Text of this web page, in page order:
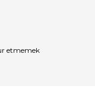
etmemek